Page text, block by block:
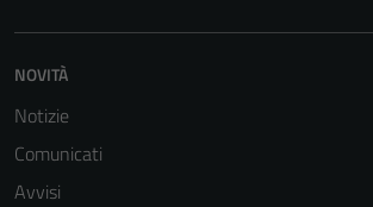
NOVITÀ
Notizie
Comunicati
Avvisi